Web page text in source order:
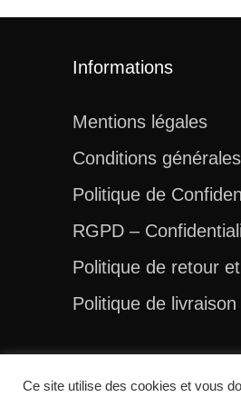
Informations
Mentions légales
Conditions
Politique de
RGPD –
Politique de retour
Politique de livraison
Ce site utilise des cookies et vous